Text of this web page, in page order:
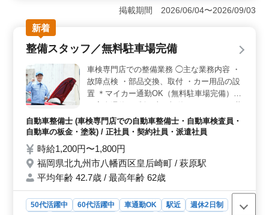
ており、車通勤で通いやすく通勤負担を抑えられる環境
です。残業少なめで仕事とプライベートのバランスを取
りやすく、長期的に勤務しやすい職場です。 ＜整備
経験を活かせる業務内容＞ リース専門店で故障点検、
動作確認、車検整備、整備記録帳簿作成を担当します。
これまでの整備士経験や資格を活かして、即戦力として
安定した整備業務に取り組めます。 ＜待遇充実で安
心＞ 交通費支給（上限なし）や賞与、社会保険完備な
ど待遇面が整っています。経験を活かしながら安定した
環境で働けるため、安心して長く働ける職場です。
掲載期間 2026/06/04〜2026/09/03
新着
整備スタッフ／無料駐車場完備
車検専門店での整備業務 ◯主な業務内容 ・
故障点検 ・部品交換、取付 ・カー用品の設
置 ＊マイカー通勤OK（無料駐車場完備）
に働いてみませんか？ あなたの実力が活き
る場所がここにあります！
自動車整備士 (車検専門店での自動車整備士・自動車検査員・
自動車の板金・塗装) / 正社員・契約社員・派遣社員
時給1,200円〜1,800円
福岡県北九州市八幡西区皇后崎町 / 萩原駅
平均年齢 42.7歳 / 最高年齢 62歳
50代活躍中 60代活躍中 車通勤OK 駅近
週休2日制